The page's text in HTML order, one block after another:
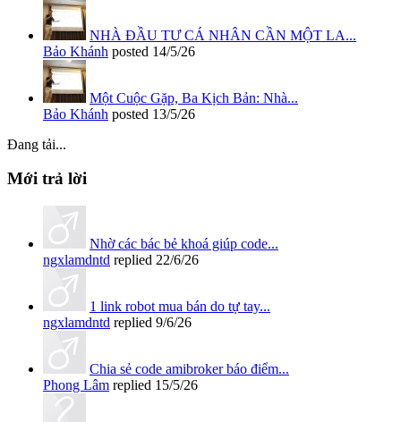
NHÀ ĐẦU TƯ CÁ NHÂN CẦN MỘT LA...
Bảo Khánh posted 14/5/26
Một Cuộc Gặp, Ba Kịch Bản: Nhà...
Bảo Khánh posted 13/5/26
Đang tải...
Mới trả lời
Nhờ các bác bẻ khoá giúp code...
ngxlamdntd replied 22/6/26
1 link robot mua bán do tự tay...
ngxlamdntd replied 9/6/26
Chia sẻ code amibroker báo điểm...
Phong Lâm replied 15/5/26